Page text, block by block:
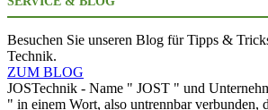
Besuchen Sie unseren Blog für Tipps &
Technik.
ZUM BLOG
JOSTechnik - Name " JOST " und
" in einem Wort, also untrennbar verbunden,